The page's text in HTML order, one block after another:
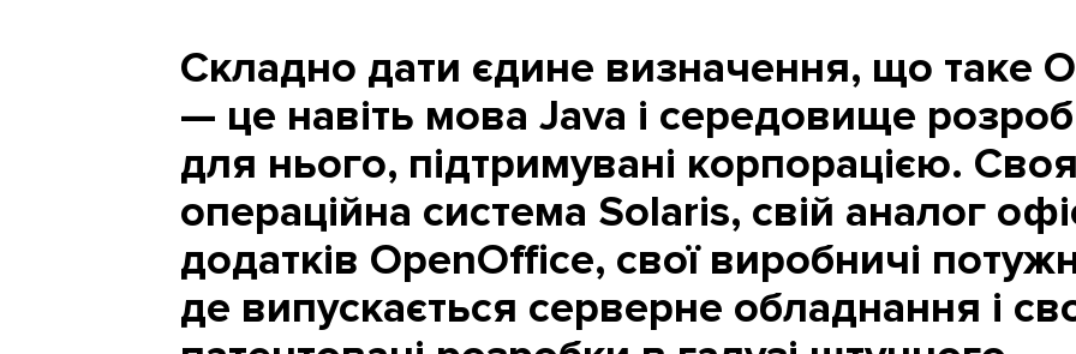
Складно дати єдине визначення, що таке
— це навіть мова Java і середовище
для нього, підтримувані корпорацією.
операційна система Solaris, свій аналог
додатків OpenOffice, свої виробничі
де випускається серверне обладнання і